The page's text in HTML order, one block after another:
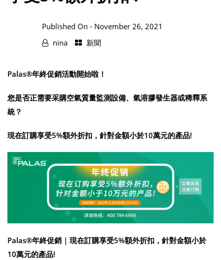
Published On - November 26, 2021
nina
新聞
Palas®年終促銷活動開始啦！
您是否正需要采購空氣質量監測設備、氣溶膠發生器或稀釋系
統？
現在訂購享受5%額外折扣，針對金額小於10萬元的產品!
Palas®年終促銷 | 現在訂購享受5%額外折扣，針對金額小於
10萬元的產品!